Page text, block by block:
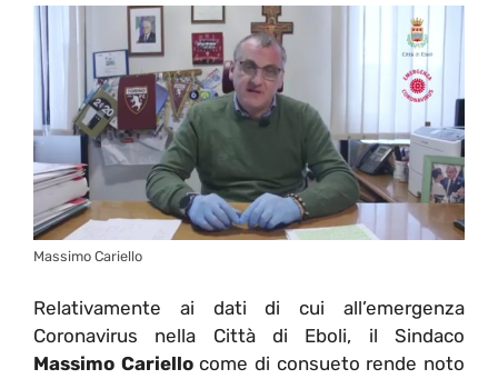
Massimo Cariello
Relativamente ai dati di cui all’emergenza
Coronavirus nella Città di Eboli, il Sindaco
Massimo Cariellocome di consueto rende noto